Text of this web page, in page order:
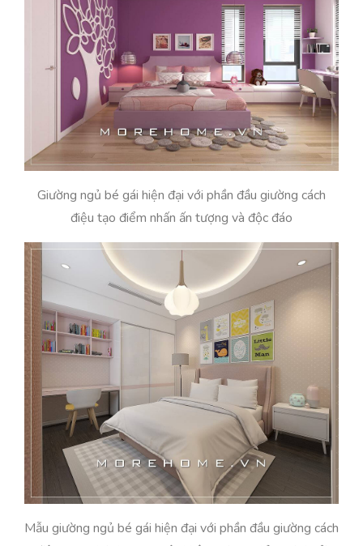
Giường ngủ bé gái hiện đại với phần đầu giường cách
điệu tạo điểm nhấn ấn tượng và độc đáo
Mẫu giường ngủ bé gái hiện đại với phần đầu giường cách